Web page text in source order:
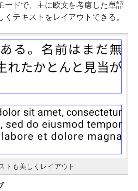
ードで、主に欧文を考慮した単語
くテキストをレイアウトできる。
トも美しくレイアウト